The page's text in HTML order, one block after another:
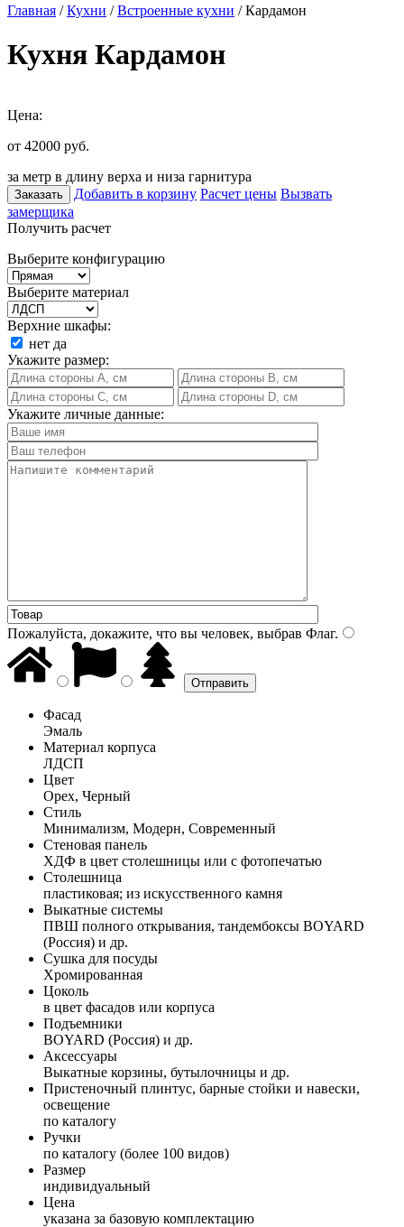
Главная /Кухни /Встроенные кухни / Кардамон
Кухня Кардамон
Цена:
от 42000 руб.
за метр в длину верха и низа гарнитура
Заказать Добавить в корзину Расчет цены Вызвать
замерщика
Получить расчет
Выберите конфигурацию
Выберите материал
Верхние шкафы:
нет да
Укажите размер:
Укажите личные данные:
Пожалуйста, докажите, что вы человек, выбрав Флаг.
Фасад
Эмаль
Материал корпуса
ЛДСП
Цвет
Орех, Черный
Стиль
Минимализм, Модерн, Современный
Стеновая панель
ХДФ в цвет столешницы или с фотопечатью
Столешница
пластиковая; из искусственного камня
Выкатные системы
ПВШ полного открывания, тандембоксы BOYARD
(Россия) и др.
Сушка для посуды
Хромированная
Цоколь
в цвет фасадов или корпуса
Подъемники
BOYARD (Россия) и др.
Аксессуары
Выкатные корзины, бутылочницы и др.
Пристеночный плинтус, барные стойки и навески,
освещение
по каталогу
Ручки
по каталогу (более 100 видов)
Размер
индивидуальный
Цена
указана за базовую комплектацию